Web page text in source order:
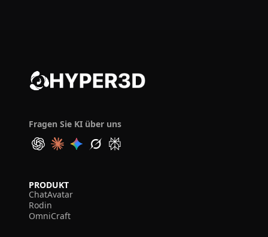
Fragen Sie KI über uns
PRODUKT
ChatAvatar
Rodin
OmniCraft